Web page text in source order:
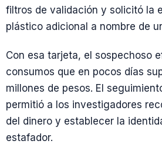
filtros de validación y solicitó la
plástico adicional a nombre de
Con esa tarjeta, el sospechoso
consumos que en pocos días
millones de pesos. El
permitió a los investigadores
del dinero y establecer la
estafador.